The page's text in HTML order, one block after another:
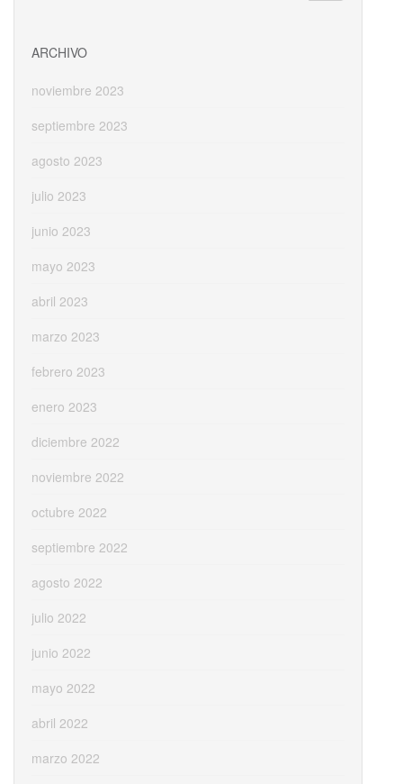
ARCHIVO
noviembre 2023
septiembre 2023
agosto 2023
julio 2023
junio 2023
mayo 2023
abril 2023
marzo 2023
febrero 2023
enero 2023
diciembre 2022
noviembre 2022
octubre 2022
septiembre 2022
agosto 2022
julio 2022
junio 2022
mayo 2022
abril 2022
marzo 2022